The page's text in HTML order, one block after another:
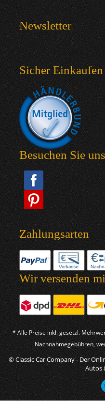
Newsletter
Sicher Einkaufen
Besuchen Sie uns
Zahlungsarten
Wir versenden
* Alle Preise inkl. gesetzl.
Nachnahmegebühren,
© Classic Car Company - Der
Autos